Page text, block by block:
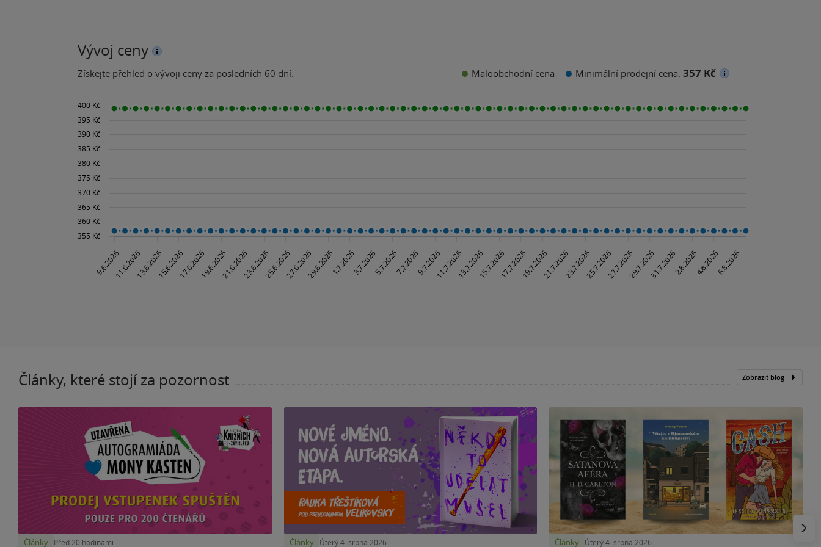
Vývoj ceny
Získejte přehled o vývoji ceny za posledních 60 dní. Maloobchodní cena Minimální prodejní cena: 357 Kč
Články, které stojí za pozornost Zobrazit blog
Články Před 20 hodinami Články Úterý 4. srpna 2026 Články Úterý 4. srpna 2026